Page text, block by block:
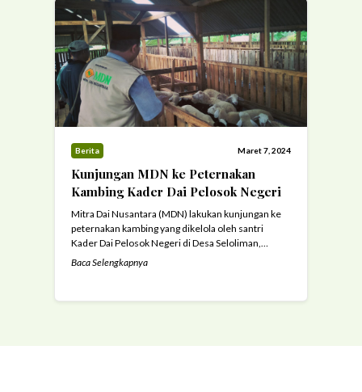
Berita Maret 7, 2024
Kunjungan MDN ke Peternakan
Kambing Kader Dai Pelosok Negeri
Mitra Dai Nusantara (MDN) lakukan kunjungan ke
peternakan kambing yang dikelola oleh santri
Kader Dai Pelosok Negeri di Desa Seloliman,
Kecamatan Trawas Kabupaten Mojokerto (7/3/24)
pengurus Mitra Dai Nusantara melakukan
Baca Selengkapnya